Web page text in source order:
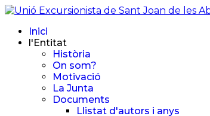
Inici
l'Entitat
Història
On som?
Motivació
La Junta
Documents
Llistat d'autors i anys